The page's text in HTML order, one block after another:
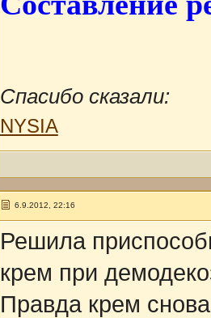
Спасибо сказали:
NYSIA
6.9.2012, 22:16
Решила
крем при
Правда крем